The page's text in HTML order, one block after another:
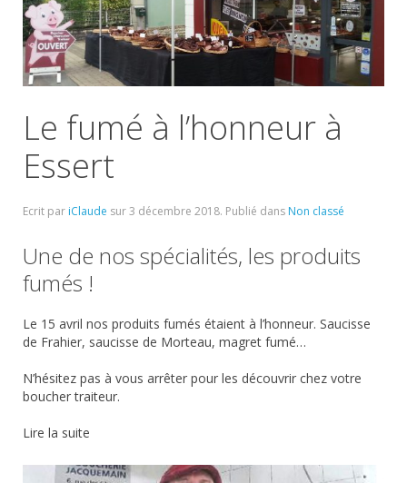
Le fumé à l’honneur à
Essert
Ecrit par iClaude sur3 décembre 2018. Publié dans Non classé
Une de nos spécialités, les produits
fumés !
Le 15 avril nos produits fumés étaient à l’honneur. Saucisse
de Frahier, saucisse de Morteau, magret fumé…
N’hésitez pas à vous arrêter pour les découvrir chez votre
boucher traiteur.
Lire la suite